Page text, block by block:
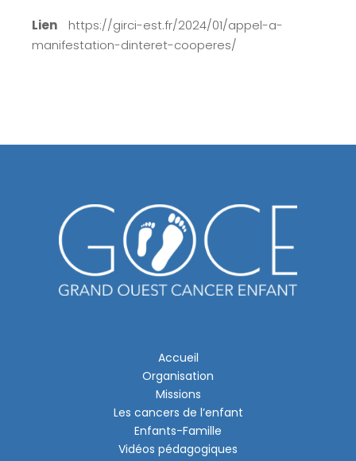
Lien
https://girci-est.fr/2024/01/appel-a-
manifestation-dinteret-cooperes/
Accueil
Organisation
Missions
Les cancers de l’enfant
Enfants-Famille
Vidéos pédagogiques